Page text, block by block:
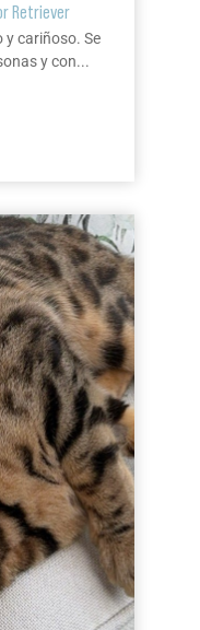
Retriever
y cariñoso. Se
y con...